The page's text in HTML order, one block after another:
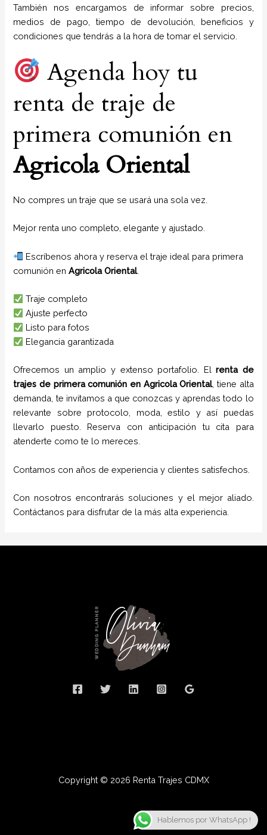
También nos encargamos de informar sobre precios,
medios de pago, tiempo de devolución, beneficios y
condiciones que tendrás a la hora de tomar el servicio.
Agenda hoy tu
renta de traje de
primera comunión en
Agricola Oriental
No compres un traje que se usará una sola vez.
Mejor renta uno completo, elegante y ajustado.
Escríbenos ahora y reserva el traje ideal para primera
comunión enAgricola Oriental.
Traje completo
Ajuste perfecto
Listo para fotos
Elegancia garantizada
Ofrecemos un amplio y extenso portafolio. Elrenta de
trajes de primera comunión en Agricola Oriental, tiene alta
demanda, te invitamos a que conozcas y aprendas todo lo
relevante sobre protocolo, moda, estilo y así puedas
llevarlo puesto. Reserva con anticipación tu cita para
atenderte como te lo mereces.
Contamos con años de experiencia y clientes satisfechos.
Con nosotros encontrarás soluciones y el mejor aliado.
Contáctanos para disfrutar de la más alta experiencia.
Copyright © 2026 Renta Trajes CDMX
Hablemos por WhatsApp !